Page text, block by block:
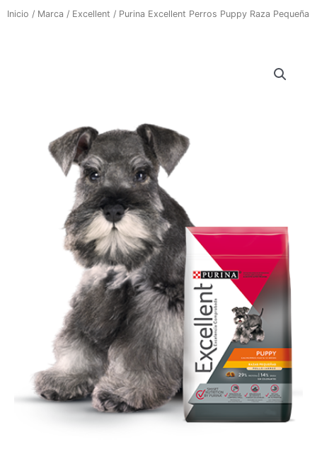
Inicio / Marca / Excellent / Purina Excellent Perros Puppy Raza Pequeña